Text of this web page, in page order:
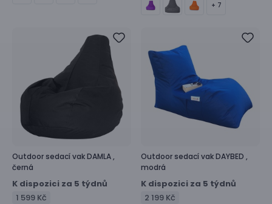
+ 7
Outdoor sedací vakDAMLA ,
černá
K dispozici za 5 týdnů
1 599 Kč
Outdoor sedací vakDAYBED ,
modrá
K dispozici za 5 týdnů
2 199 Kč